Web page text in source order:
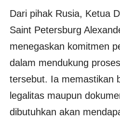
Dari pihak Rusia, Ketua
Saint Petersburg
menegaskan komitmen
dalam mendukung
tersebut. Ia memastikan
legalitas maupun
dibutuhkan akan